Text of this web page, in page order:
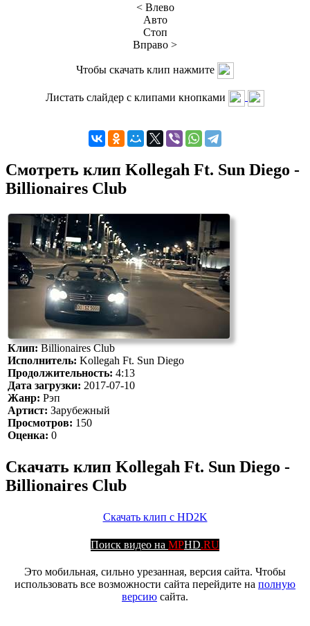
< Влево
Авто
Стоп
Вправо >
Чтобы скачать клип нажмите
Листать слайдер с клипами кнопками
Смотреть клип Kollegah Ft. Sun Diego -
Billionaires Club
Клип:Billionaires Club
Исполнитель: Kollegah Ft. Sun Diego
Продолжительность: 4:13
Дата загрузки: 2017-07-10
Жанр: Рэп
Артист: Зарубежный
Просмотров: 150
Оценка: 0
Скачать клип Kollegah Ft. Sun Diego -
Billionaires Club
Скачать клип с HD2K
Поиск видео на MPHD.RU
Это мобильная, сильно урезанная, версия сайта. Чтобы
использовать все возможности сайта перейдите на полную
версию сайта.